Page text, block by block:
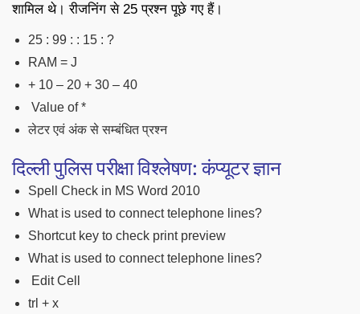
शामिल थे। रीजनिंग से 25 प्रश्न पूछे गए हैं।
25 : 99 : : 15 : ?
RAM = J
+ 10 – 20 + 30 – 40
Value of *
लेटर एवं अंक से सम्बंधित प्रश्न
दिल्ली पुलिस परीक्षा विश्लेषण: कंप्यूटर ज्ञान
Spell Check in MS Word 2010
What is used to connect telephone lines?
Shortcut key to check print preview
What is used to connect telephone lines?
Edit Cell
trl + x